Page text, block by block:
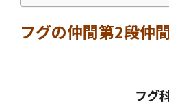
フグの仲間第2段仲間
フグ